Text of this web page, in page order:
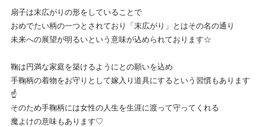
扇子は末広がりの形をしていることで
おめでたい柄の一つとされており「末広がり」とはその名の通り
未来への展望が明るいという意味が込められております☆
鞠は円満な家庭を築けるようにとの願いを込め
手鞠柄の着物をお守りとして嫁入り道具にするという習慣もあります
☝
そのため手鞠柄には女性の人生を生涯に渡って守ってくれる
魔よけの意味もあります♡